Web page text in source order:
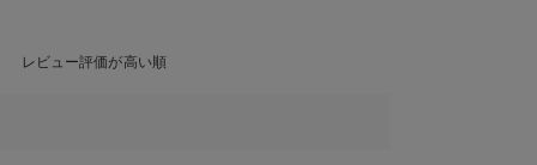
レビュー評価が高い順